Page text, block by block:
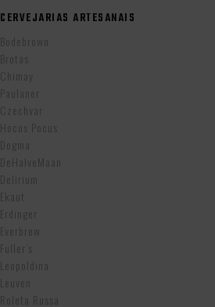
CERVEJARIAS ARTESANAIS
Bodebrown
Brotas
Chimay
Paulaner
Czechvar
Hocus Pocus
Dogma
DeHalveMaan
Delirium
Ekaut
Erdinger
Everbrew
Fuller’s
Leopoldina
Leuven
Roleta Russa